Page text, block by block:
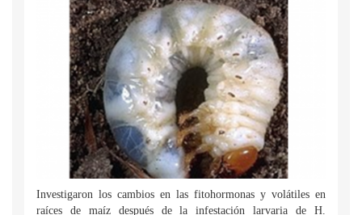
Investigaron los cambios en las fitohormonas y volátiles en
raíces de maíz después de la infestación larvaria de H.